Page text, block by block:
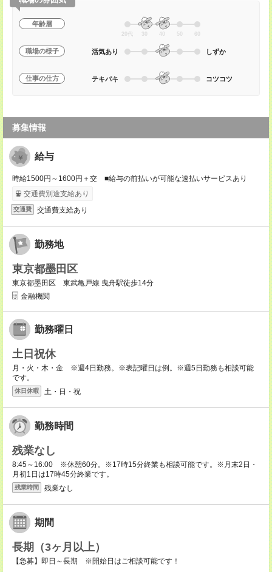
年齢層
20代 30 40 50 60
職場の様子 活気あり しずか
仕事の仕方 テキパキ コツコツ
募集情報
給与
時給1500円～1600円＋交 ■給与の前払いが可能な速払いサービスあり
交通費別途支給あり
交通費 交通費支給あり
勤務地
東京都墨田区
東京都墨田区 東武亀戸線 曳舟駅徒歩14分
金融機関
勤務曜日
土日祝休
月・火・木・金 ※週4日勤務。※表記曜日は例。※週5日勤務も相談可能
です。
休日休暇 土・日・祝
勤務時間
残業なし
8:45～16:00 ※休憩60分。※17時15分終業も相談可能です。※月末2日・
月初1日は17時45分終業です。
残業時間 残業なし
期間
長期（3ヶ月以上）
【急募】即日～長期 ※開始日はご相談可能です！